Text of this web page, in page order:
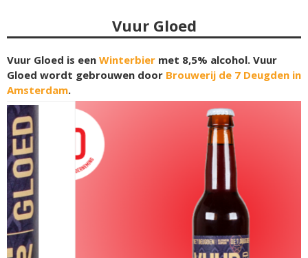
Vuur Gloed
Vuur Gloed is een Winterbier met 8,5% alcohol. Vuur
Gloed wordt gebrouwen door Brouwerij de 7 Deugden in
Amsterdam.